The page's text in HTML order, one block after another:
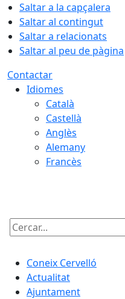
Saltar a la capçalera
Saltar al contingut
Saltar a relacionats
Saltar al peu de pàgina
Contactar
Idiomes
Català
Castellà
Anglès
Alemany
Francès
Cercar:
Coneix Cervelló
Actualitat
Ajuntament